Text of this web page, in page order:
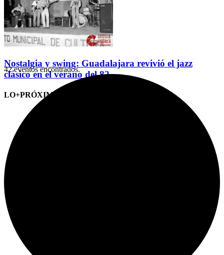
Nostalgia y swing: Guadalajara revivió el jazz
clásico en el verano del 82
LO+PRÓXIMO (CITAS)
42 eventos encontrados.